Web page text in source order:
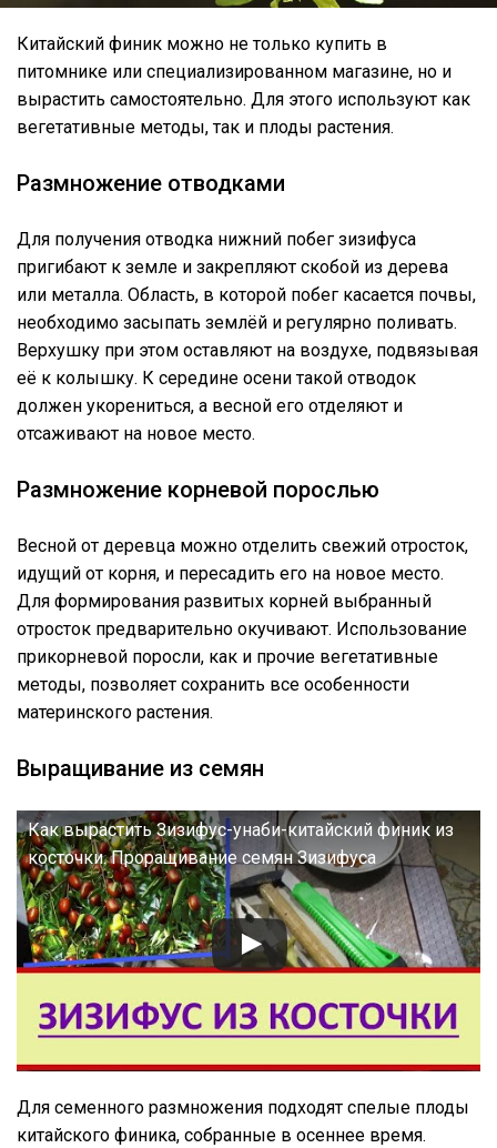
Китайский финик можно не только купить в
питомнике или специализированном магазине, но и
вырастить самостоятельно. Для этого используют как
вегетативные методы, так и плоды растения.
Размножение отводками
Для получения отводка нижний побег зизифуса
пригибают к земле и закрепляют скобой из дерева
или металла. Область, в которой побег касается почвы,
необходимо засыпать землёй и регулярно поливать.
Верхушку при этом оставляют на воздухе, подвязывая
её к колышку. К середине осени такой отводок
должен укорениться, а весной его отделяют и
отсаживают на новое место.
Размножение корневой порослью
Весной от деревца можно отделить свежий отросток,
идущий от корня, и пересадить его на новое место.
Для формирования развитых корней выбранный
отросток предварительно окучивают. Использование
прикорневой поросли, как и прочие вегетативные
методы, позволяет сохранить все особенности
материнского растения.
Выращивание из семян
Как вырастить Зизифус-унаби-китайский финик из
косточки. Проращивание семян Зизифуса
Для семенного размножения подходят спелые плоды
китайского финика, собранные в осеннее время.